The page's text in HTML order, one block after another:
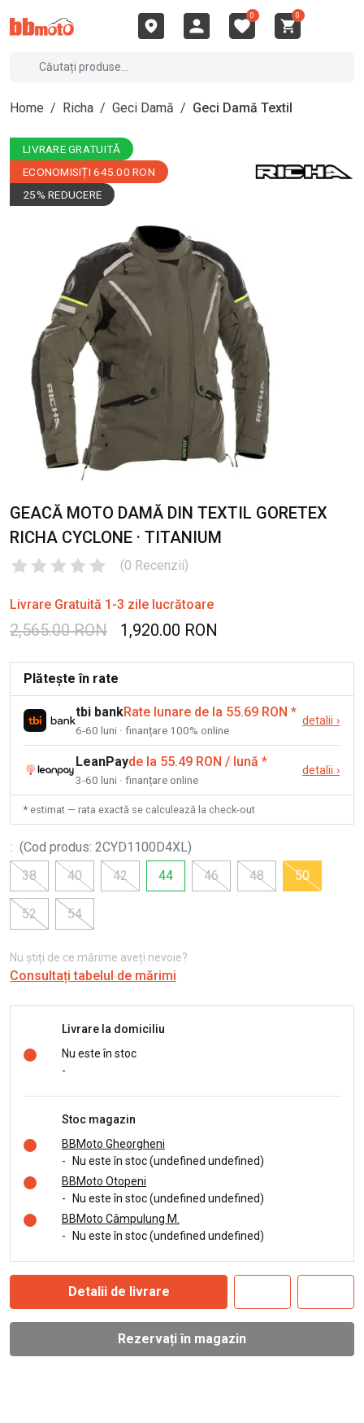
0 0
Home / Richa / Geci Damă / Geci Damă Textil
LIVRARE GRATUITĂ
ECONOMISIȚI 645.00 RON
25% REDUCERE
GEACĂ MOTO DAMĂ DIN TEXTIL GORETEX
RICHA CYCLONE · TITANIUM
(0 Recenzii)
Livrare Gratuită 1-3 zile lucrătoare
2,565.00 RON 1,920.00 RON
Plătește în rate
tbi bankRate lunare de la 55.69 RON *
6-60 luni · finanțare 100% online
detalii ›
LeanPayde la 55.49 RON / lună *
3-60 luni · finanțare online
detalii ›
* estimat — rata exactă se calculează la check-out
: (Cod produs: 2CYD1100D4XL)
38
40 42 44 46 48 50
52 54
Nu știți de ce mărime aveți nevoie?
Consultați tabelul de mărimi
Livrare la domiciliu
Nu este în stoc
-
Stoc magazin
BBMoto Gheorgheni
-
Nu este în stoc (undefined undefined)
BBMoto Otopeni
-
Nu este în stoc (undefined undefined)
BBMoto Câmpulung M.
-
Nu este în stoc (undefined undefined)
Detalii de livrare
Rezervați în magazin